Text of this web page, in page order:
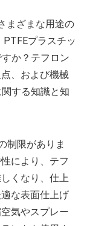
まざまな用途の
プラスチッ
か？テフロン
、および機械
する知識と知
制限がありま
により、テフ
くなり、仕上
な表面仕上げ
気やスプレー